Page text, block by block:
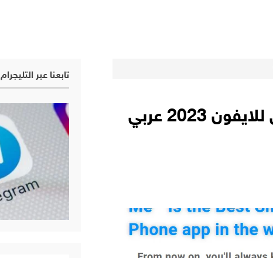
افضل 3 برنامج معرفة اسم المتصل للايفون 2023 عربي
تابعنا عبر التليجرام